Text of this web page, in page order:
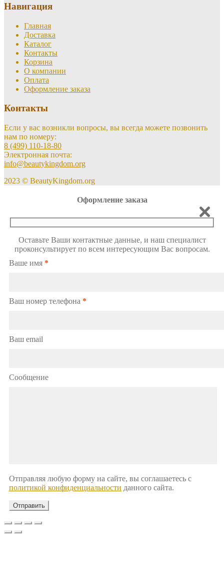
Навигация
Главная
Доставка
Каталог
Контакты
Корзина
О компании
Оплата
Оформление заказа
Контакты
Если у вас возникли вопросы, вы всегда можете позвонить
нам по номеру:
8 (499) 110-18-80
Электронная почта:
info@beautykingdom.org
2023 © BeautyKingdom.org
Оформление заказа
Оставьте Ваши контактные данные, и наш специалист
проконсультирует по всем интересующим Вас вопросам.
Ваше имя *
Ваш номер телефона *
Ваш email
Сообщение
Отправляя любую форму на сайте, вы соглашаетесь с
политикой конфиденциальности данного сайта.